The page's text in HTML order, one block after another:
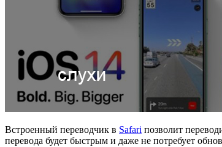
Встроенный переводчик в Safari позволит
перевода будет быстрым и даже не потребует